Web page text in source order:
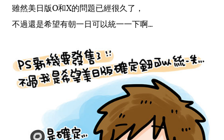
雖然美日版O和X的問題已經很久了，
不過還是希望有朝一日可以統一一下啊...